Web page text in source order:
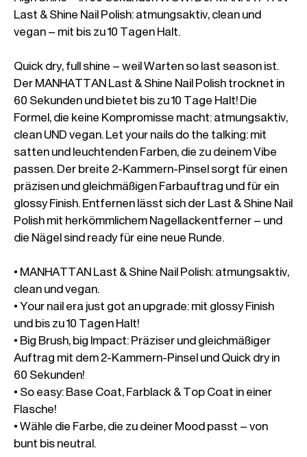
Last & Shine Nail Polish: atmungsaktiv, clean und
vegan – mit bis zu 10 Tagen Halt.
Quick dry, full shine – weil Warten so last season ist.
Der MANHATTAN Last & Shine Nail Polish trocknet in
60 Sekunden und bietet bis zu 10 Tage Halt! Die
Formel, die keine Kompromisse macht: atmungsaktiv,
clean UND vegan. Let your nails do the talking: mit
satten und leuchtenden Farben, die zu deinem Vibe
passen. Der breite 2-Kammern-Pinsel sorgt für einen
präzisen und gleichmäßigen Farbauftrag und für ein
glossy Finish. Entfernen lässt sich der Last & Shine Nail
Polish mit herkömmlichem Nagellackentferner – und
die Nägel sind ready für eine neue Runde.
• MANHATTAN Last & Shine Nail Polish: atmungsaktiv,
clean und vegan.
• Your nail era just got an upgrade: mit glossy Finish
und bis zu 10 Tagen Halt!
• Big Brush, big Impact: Präziser und gleichmäßiger
Auftrag mit dem 2-Kammern-Pinsel und Quick dry in
60 Sekunden!
• So easy: Base Coat, Farblack & Top Coat in einer
Flasche!
• Wähle die Farbe, die zu deiner Mood passt – von
bunt bis neutral.